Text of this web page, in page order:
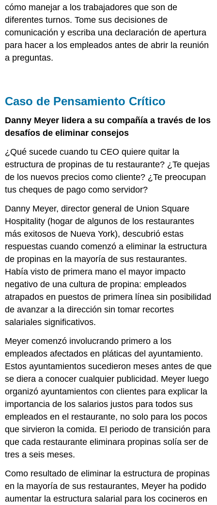
cómo manejar a los trabajadores que son de
diferentes turnos. Tome sus decisiones de
comunicación y escriba una declaración de apertura
para hacer a los empleados antes de abrir la reunión
a preguntas.
Caso de Pensamiento Crítico
Danny Meyer lidera a su compañía a través de los
desafíos de eliminar consejos
¿Qué sucede cuando tu CEO quiere quitar la
estructura de propinas de tu restaurante? ¿Te quejas
de los nuevos precios como cliente? ¿Te preocupan
tus cheques de pago como servidor?
Danny Meyer, director general de Union Square
Hospitality (hogar de algunos de los restaurantes
más exitosos de Nueva York), descubrió estas
respuestas cuando comenzó a eliminar la estructura
de propinas en la mayoría de sus restaurantes.
Había visto de primera mano el mayor impacto
negativo de una cultura de propina: empleados
atrapados en puestos de primera línea sin posibilidad
de avanzar a la dirección sin tomar recortes
salariales significativos.
Meyer comenzó involucrando primero a los
empleados afectados en pláticas del ayuntamiento.
Estos ayuntamientos sucedieron meses antes de que
se diera a conocer cualquier publicidad. Meyer luego
organizó ayuntamientos con clientes para explicar la
importancia de los salarios justos para todos sus
empleados en el restaurante, no solo para los pocos
que sirvieron la comida. El periodo de transición para
que cada restaurante eliminara propinas solía ser de
tres a seis meses.
Como resultado de eliminar la estructura de propinas
en la mayoría de sus restaurantes, Meyer ha podido
aumentar la estructura salarial para los cocineros en